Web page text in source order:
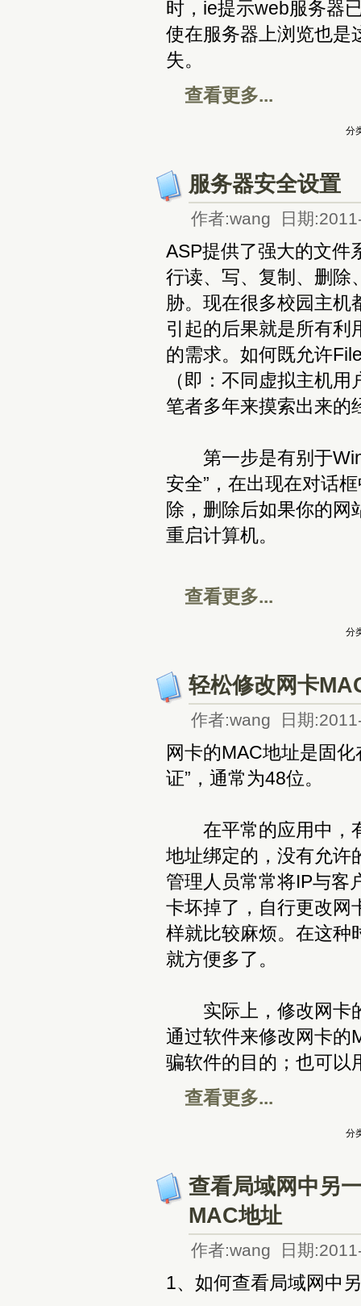
时，ie提示web服务器
使在服务器上浏览也是
失。
查看更多...
分
服务器安全设置
作者:wang 日期
ASP提供了强大的文件
行读、写、复制、删除
胁。现在很多校园主机
引起的后果就是所有利
的需求。如何既允许
（即：不同虚拟主机
笔者多年来摸索出来的
第一步是有别于
安全”，在出现在对话
除，删除后如果你的网
重启计算机。
查看更多...
分
轻松修改网卡
作者:wang 日期
网卡的MAC地址是固
证”，通常为48位。
在平常的应用中，有
地址绑定的，没有允许
管理人员常常将IP与客
卡坏掉了，自行更改网
样就比较麻烦。在这种
就方便多了。
实际上，修改网卡的
通过软件来修改网卡的
骗软件的目的；也可以
查看更多...
分
查看局域网中另
MAC地址
作者:wang 日期
1、如何查看局域网中